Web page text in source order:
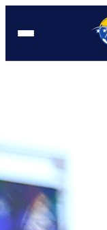
SARAJEVO
09:05, 11.10.2023